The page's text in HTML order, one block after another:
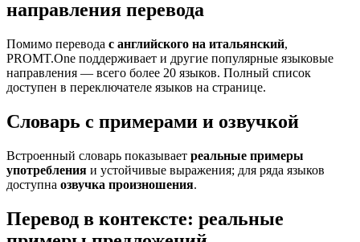
направления перевода
Помимо перевода с английского на итальянский,
PROMT.One поддерживает и другие популярные языковые
направления — всего более 20 языков. Полный список
доступен в переключателе языков на странице.
Словарь с примерами и озвучкой
Встроенный словарь показывает реальные примеры
употребления и устойчивые выражения; для ряда языков
доступна озвучка произношения.
Перевод в контексте: реальные